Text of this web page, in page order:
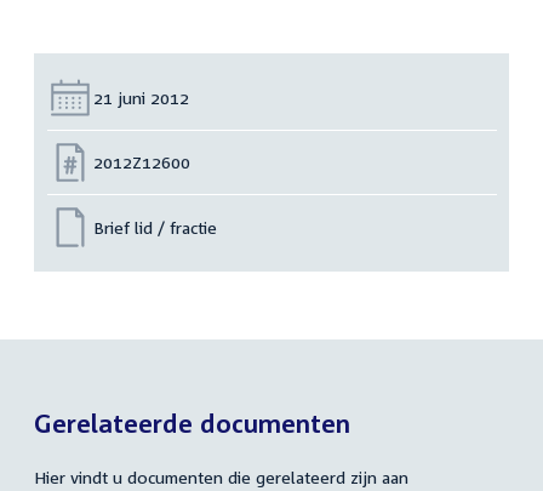
Datum:
21 juni 2012
Nummer:
2012Z12600
Brief lid / fractie
Gerelateerde documenten
Hier vindt u documenten die gerelateerd zijn aan